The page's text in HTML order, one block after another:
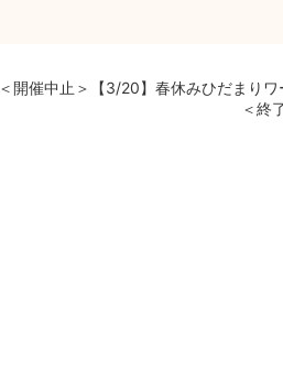
＜開催中止＞【3/20】春休みひだまり
＜終